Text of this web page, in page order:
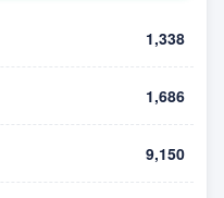
1,338
1,686
9,150